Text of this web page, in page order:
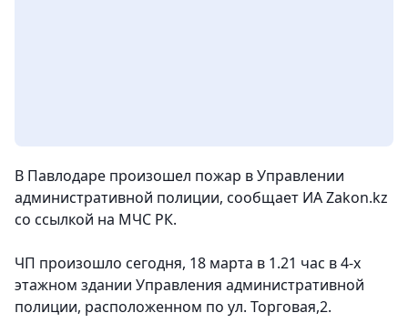
В Павлодаре произошел пожар в Управлении
административной полиции, сообщает ИА Zakon.kz
со ссылкой на МЧС РК.
ЧП произошло сегодня, 18 марта в 1.21 час в 4-х
этажном здании Управления административной
полиции, расположенном по ул. Торговая,2.